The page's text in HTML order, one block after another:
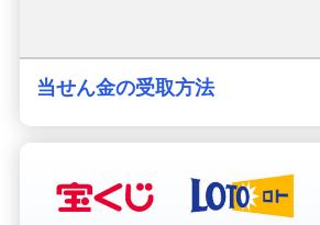
当せん金の受取方法